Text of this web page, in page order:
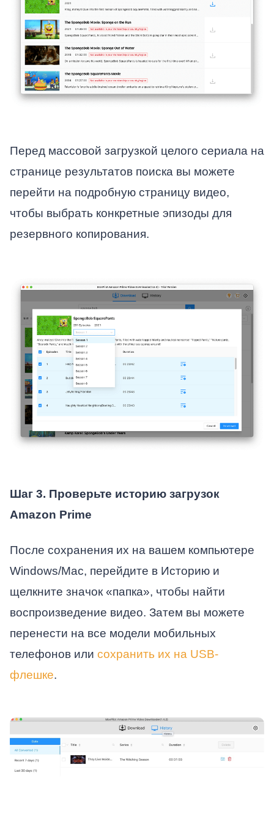
Перед массовой загрузкой целого сериала на
странице результатов поиска вы можете
перейти на подробную страницу видео,
чтобы выбрать конкретные эпизоды для
резервного копирования.
Шаг 3. Проверьте историю загрузок
Amazon Prime
После сохранения их на вашем компьютере
Windows/Mac, перейдите в Историю и
щелкните значок «папка», чтобы найти
воспроизведение видео. Затем вы можете
перенести на все модели мобильных
телефонов или сохранить их на USB-
флешке.